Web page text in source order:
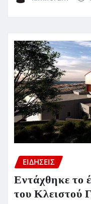
ΕΙΔΗΣΕΙΣ
Εντάχθηκε το
του Κλειστού